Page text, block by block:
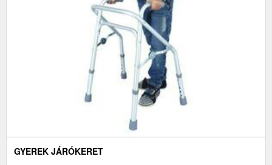
GYEREK JÁRÓKERET